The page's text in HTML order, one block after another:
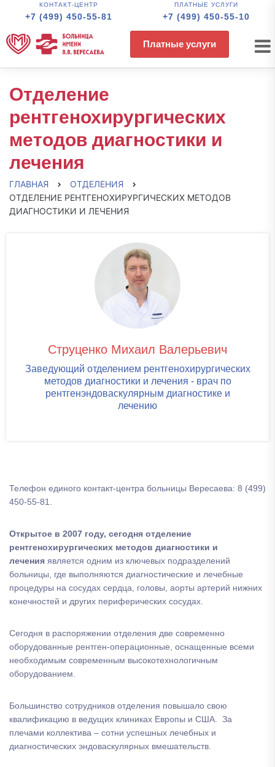
КОНТАКТ-ЦЕНТР
+7 (499) 450-55-81
ПЛАТНЫЕ УСЛУГИ
+7 (499) 450-55-10
Платные услуги
Отделение
рентгенохирургических
методов диагностики и
лечения
ГЛАВНАЯ
ОТДЕЛЕНИЯ
ОТДЕЛЕНИЕ РЕНТГЕНОХИРУРГИЧЕСКИХ МЕТОДОВ
ДИАГНОСТИКИ И ЛЕЧЕНИЯ
Струценко Михаил Валерьевич
Заведующий отделением рентгенохирургических
методов диагностики и лечения - врач по
рентгенэндоваскулярным диагностике и
лечению
Телефон единого контакт-центра больницы Вересаева: 8 (499)
450-55-81.
Открытое в 2007 году, сегодня отделение
рентгенохирургических методов диагностики и
лечения является одним из ключевых подразделений
больницы, где выполняются диагностические и лечебные
процедуры на сосудах сердца, головы, аорты артерий нижних
конечностей и других периферических сосудах.
Сегодня в распоряжении отделения две современно
оборудованные рентген-операционные, оснащенные всеми
необходимым современным высокотехнологичным
оборудованием.
Большинство сотрудников отделения повышало свою
квалификацию в ведущих клиниках Европы и США. За
плечами коллектива – сотни успешных лечебных и
диагностических эндоваскулярных вмешательств.